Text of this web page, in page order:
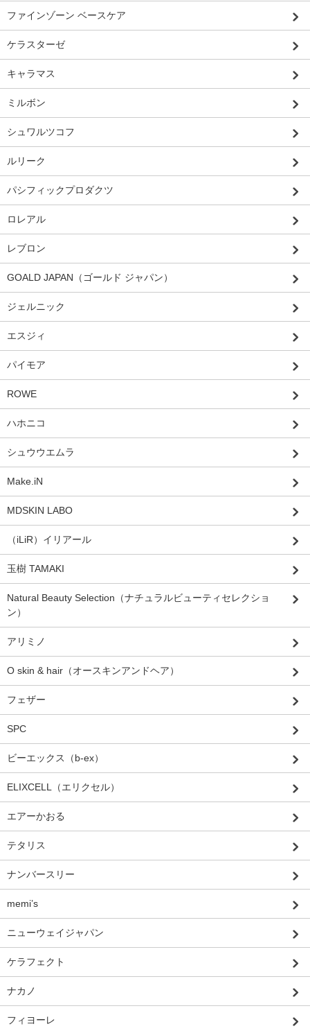
ファインゾーン ベースケア
ケラスターゼ
キャラマス
ミルボン
シュワルツコフ
ルリーク
パシフィックプロダクツ
ロレアル
レブロン
GOALD JAPAN（ゴールド ジャパン）
ジェルニック
エスジィ
パイモア
ROWE
ハホニコ
シュウウエムラ
Make.iN
MDSKIN LABO
（iLiR）イリアール
玉樹 TAMAKI
Natural Beauty Selection（ナチュラルビューティセレクショ
ン）
アリミノ
O skin & hair（オースキンアンドヘア）
フェザー
SPC
ビーエックス（b-ex）
ELIXCELL（エリクセル）
エアーかおる
テタリス
ナンバースリー
memi’s
ニューウェイジャパン
ケラフェクト
ナカノ
フィヨーレ